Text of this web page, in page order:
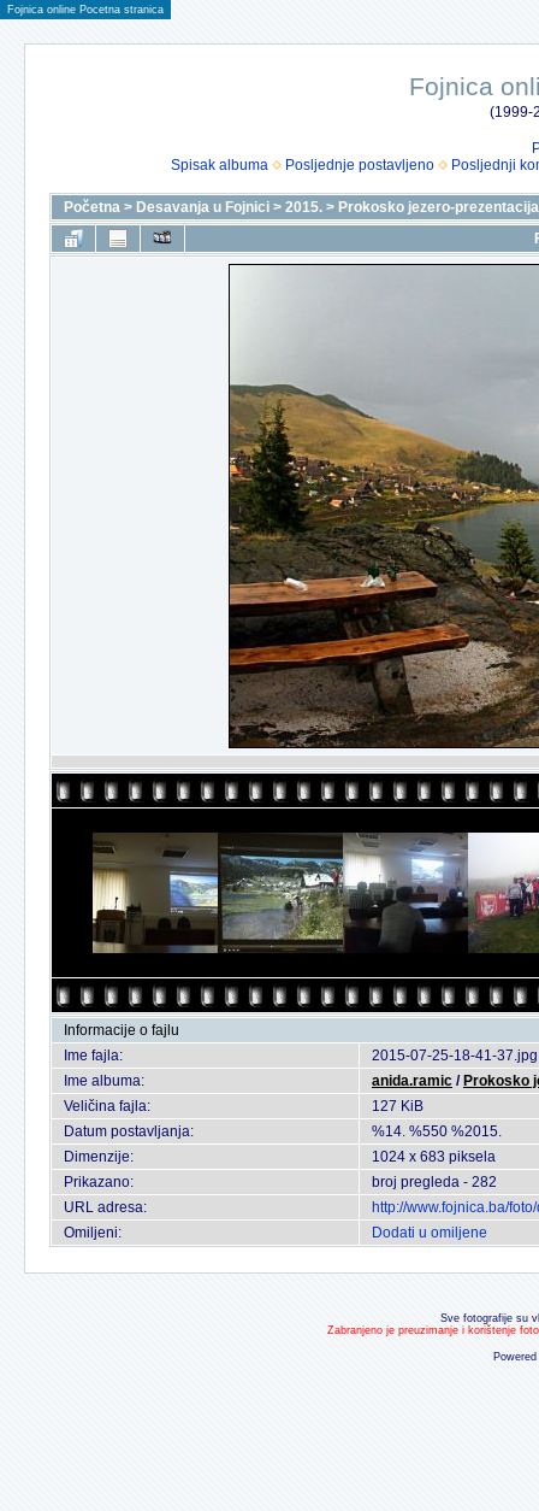
Fojnica online Pocetna stranica
Fojnica
(1999-
Spisak albuma
Posljednje postavljeno Posljednji
Početna > Desavanja u Fojnici > 2015. > Prokosko jezero-prezentacija
Informacije o fajlu
Ime fajla:
2015-07-25-18-41-37.jpg
Ime albuma:
anida.ramic / Prokosko
Veličina fajla:
127 KiB
Datum postavljanja:
%14. %550 %2015.
Dimenzije:
1024 x 683 piksela
Prikazano:
broj pregleda - 282
URL adresa:
http://www.fojnica.ba/
Omiljeni:
Dodati u omiljene
Sve fotografije su
Zabranjeno je preuzimanje i korištenje